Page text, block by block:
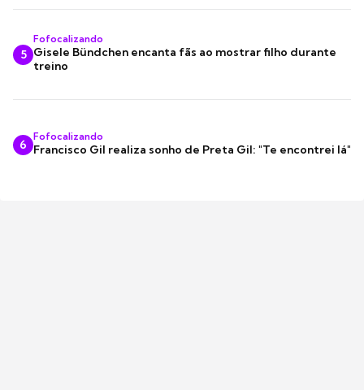
5
Fofocalizando
Gisele Bündchen encanta fãs ao mostrar filho durante
treino
6
Fofocalizando
Francisco Gil realiza sonho de Preta Gil: "Te encontrei lá"